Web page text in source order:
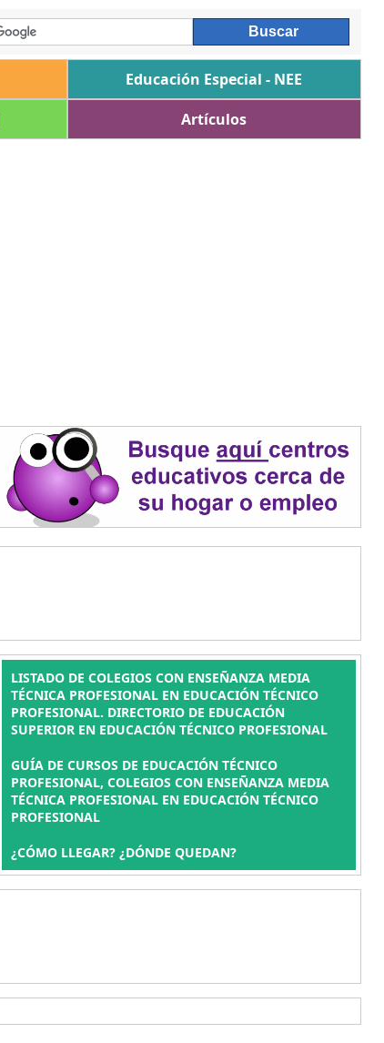
Educación Especial - NEE
Artículos
LISTADO DE COLEGIOS CON ENSEÑANZA MEDIA
TÉCNICA PROFESIONAL EN EDUCACIÓN TÉCNICO
PROFESIONAL. DIRECTORIO DE EDUCACIÓN
SUPERIOR EN EDUCACIÓN TÉCNICO PROFESIONAL
GUÍA DE CURSOS DE EDUCACIÓN TÉCNICO
PROFESIONAL, COLEGIOS CON ENSEÑANZA MEDIA
TÉCNICA PROFESIONAL EN EDUCACIÓN TÉCNICO
PROFESIONAL
¿CÓMO LLEGAR? ¿DÓNDE QUEDAN?